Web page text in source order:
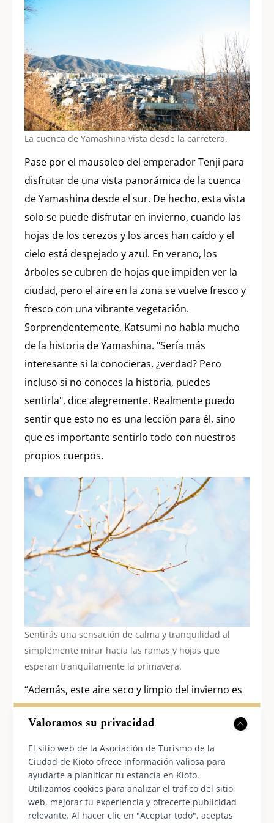
Valoramos su privacidad
El sitio web de la Asociación de Turismo de la
Ciudad de Kioto ofrece información valiosa para
ayudarte a planificar tu estancia en Kioto.
Utilizamos cookies para analizar el tráfico del sitio
web, mejorar tu experiencia y ofrecerte publicidad
relevante. Al hacer clic en "Aceptar todo", aceptas
La cuenca de Yamashina vista desde la carretera.
Pase por el mausoleo del emperador Tenji para
disfrutar de una vista panorámica de la cuenca
de Yamashina desde el sur. De hecho, esta vista
solo se puede disfrutar en invierno, cuando las
hojas de los cerezos y los arces han caído y el
cielo está despejado y azul. En verano, los
árboles se cubren de hojas que impiden ver la
ciudad, pero el aire en la zona se vuelve fresco y
fresco con una vibrante vegetación.
Sorprendentemente, Katsumi no habla mucho
de la historia de Yamashina. "Sería más
interesante si la conocieras, ¿verdad? Pero
incluso si no conoces la historia, puedes
sentirla", dice alegremente. Realmente puedo
sentir que esto no es una lección para él, sino
que es importante sentirlo todo con nuestros
propios cuerpos.
Sentirás una sensación de calma y tranquilidad al
simplemente mirar hacia las ramas y hojas que
esperan tranquilamente la primavera.
“Además, este aire seco y limpio del invierno es
genial, ¿verdad? He desarrollado un buen olfato
desde que empecé a correr por senderos.
Antes, ni siquiera distinguía los perfumes de mi
esposa”, dice Katsumi, con aspecto un poco
avergonzado, pero también feliz. Compartió
este ejemplo de cómo agudizar sentidos que
antes desconocía le había permitido una mejor